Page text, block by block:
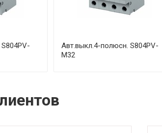
Авт.выкл.4-полюсн. S804PV-
M32